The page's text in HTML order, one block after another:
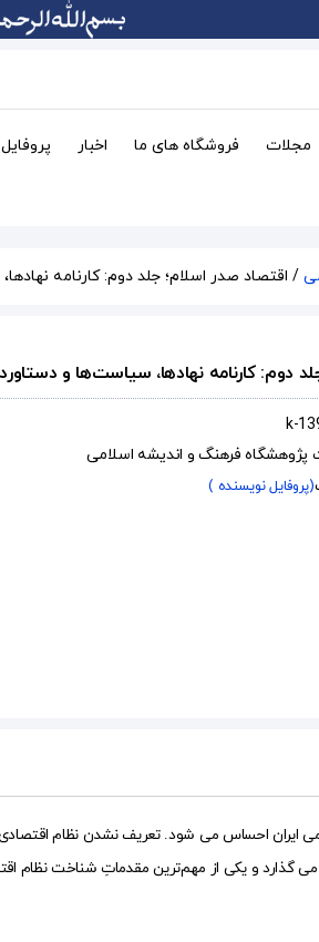
مجلات فروشگاه های ما اخبار
/ اقتصاد صدر اسلام؛ جلد دوم: کارنامه
دوم: کارنامه نهادها، سیاست‌ها و
k-
پژوهشگاه فرهنگ و اندیشه اسلامی
(پروفایل نویسنده )
ایران احساس می شود. تعریف نشدن نظام
گذارد و یکی از مهم‌ترین مقدماتِ شناخت نظام